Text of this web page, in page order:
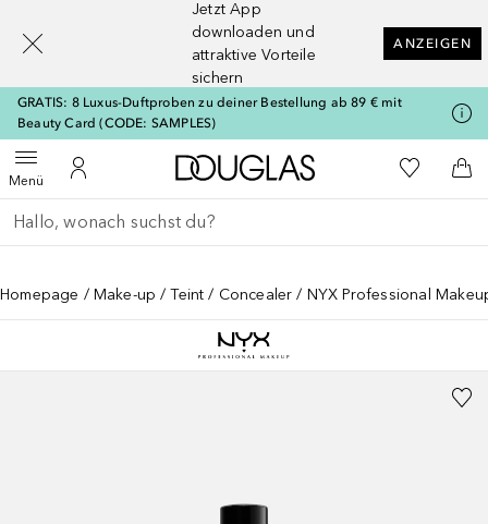
Jetzt App
downloaden und
attraktive Vorteile
sichern
ANZEIGEN
GRATIS: 8 Luxus-Duftproben zu deiner Bestellung ab 89 € mit
Beauty Card (CODE: SAMPLES)
MenüMenü öffnenZu Meinem Kundenkonto
Zur Douglas Startseite
Zu Meiner
Gehe zurück
Suche ausführen
Homepage Make-up Teint Concealer NYX Professional
[navigation.slideout.screenreader]